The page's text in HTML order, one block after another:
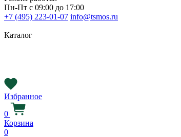
Пн-Пт с 09:00 до 17:00
+7 (495) 223-01-07 info@tsmos.ru
Каталог
Избранное
0
Корзина
0